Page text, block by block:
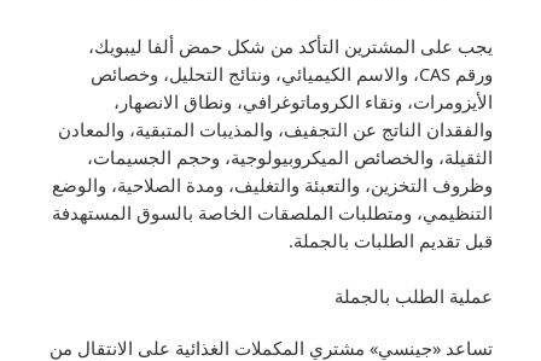
يجب على المشترين التأكد من شكل حمض ألفا ليبويك،
ورقم CAS، والاسم الكيميائي، ونتائج التحليل، وخصائص
الأيزومرات، ونقاء الكروماتوغرافي، ونطاق الانصهار،
والفقدان الناتج عن التجفيف، والمذيبات المتبقية، والمعادن
الثقيلة، والخصائص الميكروبيولوجية، وحجم الجسيمات،
وظروف التخزين، والتعبئة والتغليف، ومدة الصلاحية، والوضع
التنظيمي، ومتطلبات الملصقات الخاصة بالسوق المستهدفة
قبل تقديم الطلبات بالجملة.
عملية الطلب بالجملة
تساعد «جينسي» مشتري المكملات الغذائية على الانتقال من